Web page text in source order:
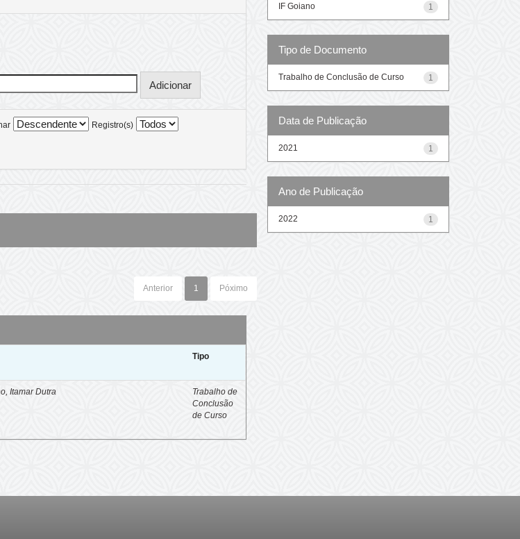
Registro(s)
Anterior 1 Póximo
Tipo
Itamar Dutra
Trabalho de
Conclusão
de Curso
1
IF Goiano
Tipo de Documento
1
Trabalho de Conclusão de Curso
Data de Publicação
1
2021
Ano de Publicação
1
2022